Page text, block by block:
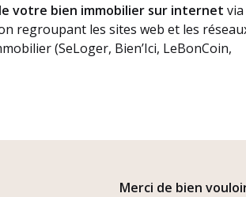
votre bien immobilier sur internet
regroupant les sites web et les
(SeLoger, Bien’Ici, LeBonCoin,
Merci de bien